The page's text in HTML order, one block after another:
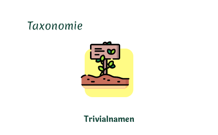
Taxonomie
Trivialnamen